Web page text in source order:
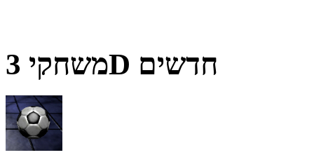
משחקי 3D חדשים